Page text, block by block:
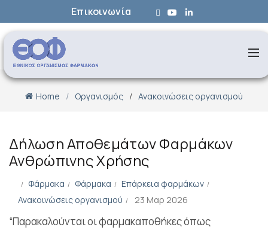
Επικοινωνία
Home Οργανισμός Ανακοινώσεις οργανισμού
Δήλωση Αποθεμάτων Φαρμάκων
Ανθρώπινης Χρήσης
Φάρμακα Φάρμακα
Επάρκεια φαρμάκων
Ανακοινώσεις οργανισμού
23 Μαρ 2026
“Παρακαλούνται οι φαρμακαποθήκες όπως